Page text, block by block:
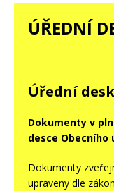
ÚŘEDNÍ
Úřední
Dokumenty v
desce Obecního
Dokumenty
upraveny dle